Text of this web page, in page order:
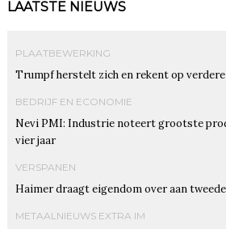
LAATSTE NIEUWS
PLAATBEWERKING
Trumpf herstelt zich en rekent op
BEDRIJF EN ECONOMIE
Nevi PMI: Industrie noteert grootste
vier jaar
VERSPANEN
Haimer draagt eigendom over aan
METAALNIEUWS EXTRA IM